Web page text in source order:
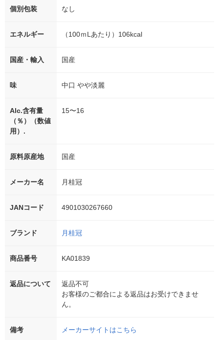
個別包装 なし
エネルギー （100ｍLあたり）106kcal
国産・輸入 国産
味 中口 やや淡麗
Alc.含有量
（％）（数値
用）.
15〜16
原料原産地 国産
メーカー名 月桂冠
JANコード 4901030267660
ブランド 月桂冠
商品番号 KA01839
返品について
返品不可
お客様のご都合による返品はお受けできませ
ん。
備考 メーカーサイトはこちら